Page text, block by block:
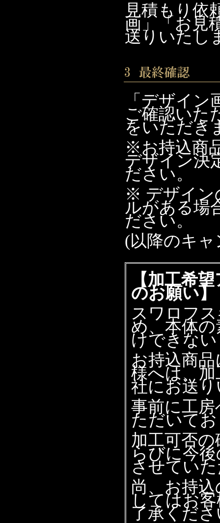
見積もり依
画」「お見
送りいたし
「デザイ
ご確認いた
をいただき
※お持込商
デザイン決
ださい。
※ デザイン
ルがある場
ださい。
(以降のキ
【加工希
のお願い】
スワロフ
め、本体
けできな
お持込商
様へは、
社にお送
事前に工
ただいて
加工可否
らびに今
させてい
尚、お持
してはお
了承くだ